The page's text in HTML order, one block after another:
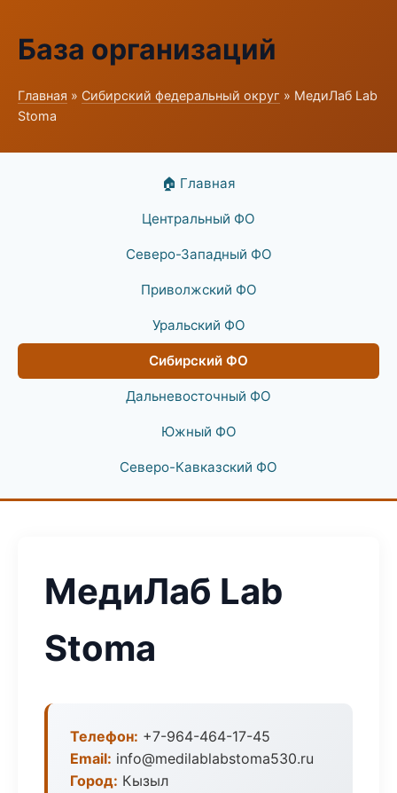
База организаций
Главная » Сибирский федеральный округ » МедиЛаб Lab
Stoma
🏠 Главная
Центральный ФО
Северо-Западный ФО
Приволжский ФО
Уральский ФО
Сибирский ФО
Дальневосточный ФО
Южный ФО
Северо-Кавказский ФО
МедиЛаб Lab
Stoma
Телефон: +7-964-464-17-45
Email: info@medilablabstoma530.ru
Город: Кызыл